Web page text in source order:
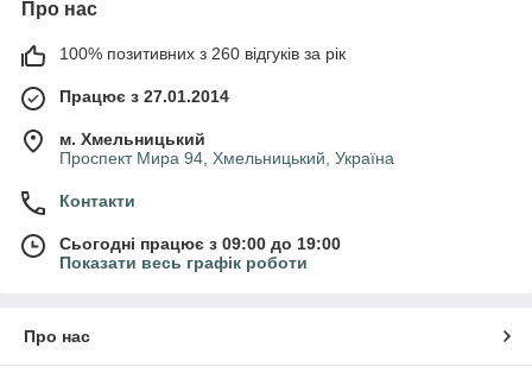
Про нас
100% позитивних з 260 відгуків за рік
Працює з 27.01.2014
м. Хмельницький
Проспект Мира 94, Хмельницький, Україна
Контакти
Сьогодні працює з 09:00 до 19:00
Показати весь графік роботи
Про нас